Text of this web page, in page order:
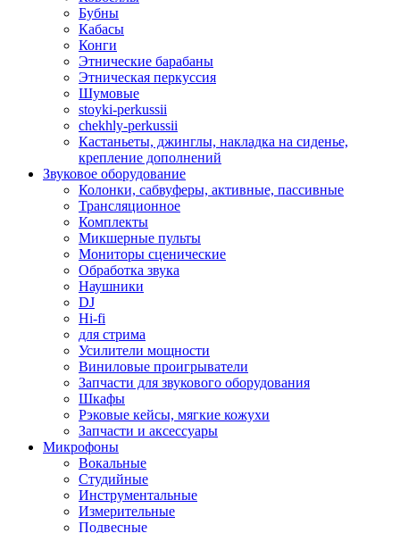
Бубны
Кабасы
Конги
Этнические барабаны
Этническая перкуссия
Шумовые
stoyki-perkussii
chekhly-perkussii
Кастаньеты, джинглы, накладка на сиденье,
крепление дополнений
Звуковое оборудование
Колонки, сабвуферы, активные, пассивные
Трансляционное
Комплекты
Микшерные пульты
Мониторы сценические
Обработка звука
Наушники
DJ
Hi-fi
для стрима
Усилители мощности
Виниловые проигрыватели
Запчасти для звукового оборудования
Шкафы
Рэковые кейсы, мягкие кожухи
Запчасти и аксессуары
Микрофоны
Вокальные
Студийные
Инструментальные
Измерительные
Подвесные